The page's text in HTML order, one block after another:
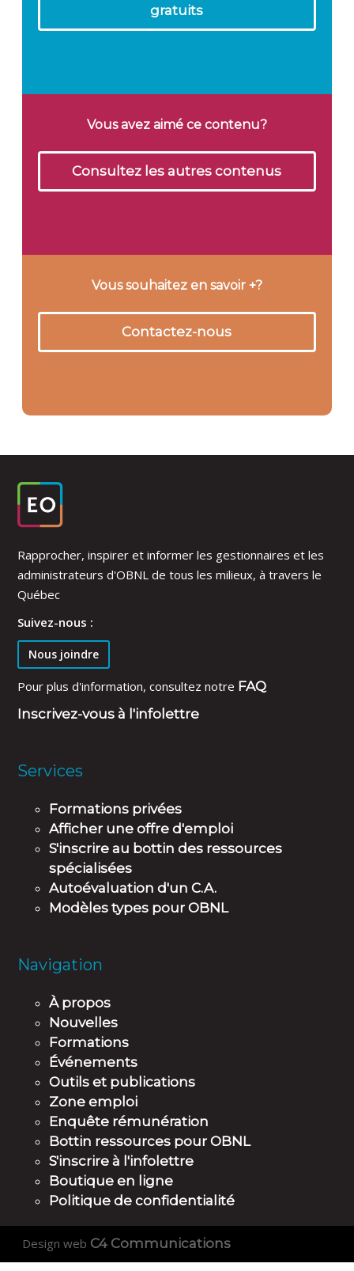
gratuits
Vous avez aimé ce contenu?
Consultez les autres contenus
Vous souhaitez en savoir +?
Contactez-nous
Rapprocher, inspirer et informer les gestionnaires et les
administrateurs d'OBNL de tous les milieux, à travers le
Québec
Suivez-nous :
Nous joindre
Pour plus d'information, consultez notre FAQ
Inscrivez-vous à l'infolettre
Services
Formations privées
Afficher une offre d'emploi
S'inscrire au bottin des ressources
spécialisées
Autoévaluation d'un C.A.
Modèles types pour OBNL
Navigation
À propos
Nouvelles
Formations
Événements
Outils et publications
Zone emploi
Enquête rémunération
Bottin ressources pour OBNL
S'inscrire à l'infolettre
Boutique en ligne
Politique de confidentialité
Design web C4 Communications